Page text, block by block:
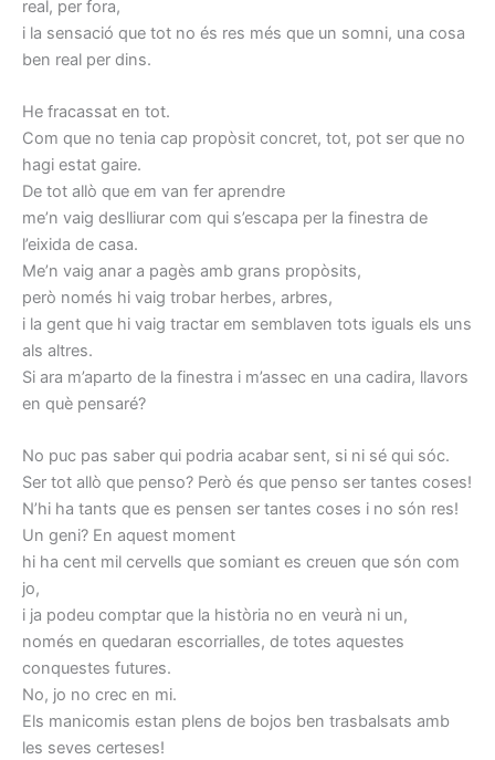
real, per fora,
i la sensació que tot no és res més que un somni, una cosa
ben real per dins.
He fracassat en tot.
Com que no tenia cap propòsit concret, tot, pot ser que no
hagi estat gaire.
De tot allò que em van fer aprendre
me’n vaig deslliurar com qui s’escapa per la finestra de
l’eixida de casa.
Me’n vaig anar a pagès amb grans propòsits,
però només hi vaig trobar herbes, arbres,
i la gent que hi vaig tractar em semblaven tots iguals els uns
als altres.
Si ara m’aparto de la finestra i m’assec en una cadira, llavors
en què pensaré?
No puc pas saber qui podria acabar sent, si ni sé qui sóc.
Ser tot allò que penso? Però és que penso ser tantes coses!
N’hi ha tants que es pensen ser tantes coses i no són res!
Un geni? En aquest moment
hi ha cent mil cervells que somiant es creuen que són com
jo,
i ja podeu comptar que la història no en veurà ni un,
només en quedaran escorrialles, de totes aquestes
conquestes futures.
No, jo no crec en mi.
Els manicomis estan plens de bojos ben trasbalsats amb
les seves certeses!